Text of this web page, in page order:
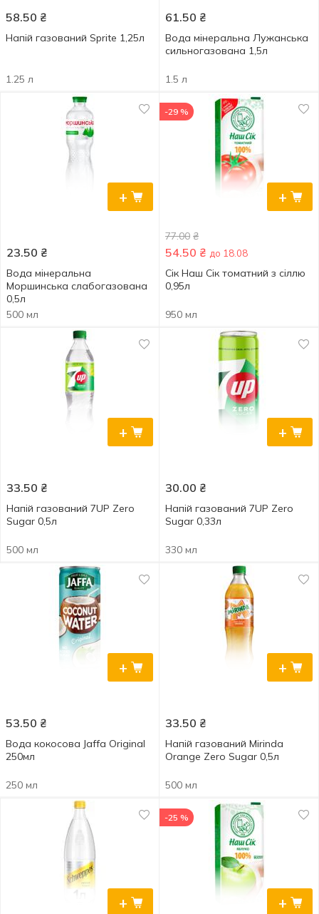
58.50 ₴
Напій газований Sprite 1,25л
1.25 л
61.50 ₴
Вода мінеральна Лужанська
сильногазована 1,5л
1.5 л
+
23.50 ₴
Вода мінеральна
Моршинська слабогазована
0,5л
500 мл
+
-29 %
77.00 ₴
54.50 ₴ до 18.08
Сік Наш Сік томатний з сіллю
0,95л
950 мл
+
33.50 ₴
Напій газований 7UP Zero
Sugar 0,5л
500 мл
+
30.00 ₴
Напій газований 7UP Zero
Sugar 0,33л
330 мл
+
53.50 ₴
Вода кокосова Jaffa Original
250мл
250 мл
+
33.50 ₴
Напій газований Mirinda
Orange Zero Sugar 0,5л
500 мл
+ +
-25 %